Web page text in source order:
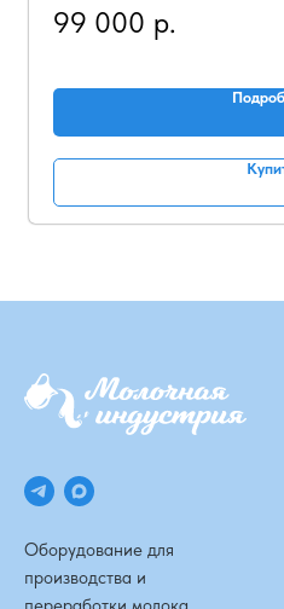
99 000 р.
Оборудование для
производства и